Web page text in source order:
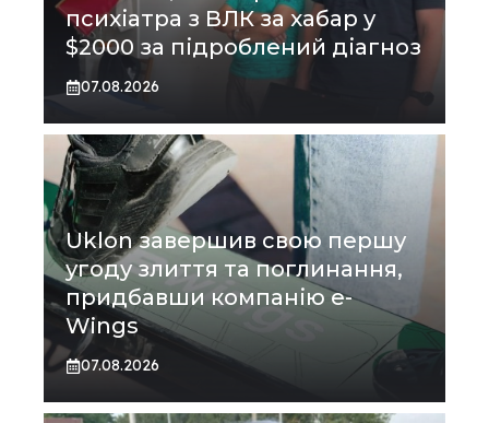
психіатра з ВЛК за хабар у
$2000 за підроблений діагноз
07.08.2026
Uklon завершив свою першу
угоду злиття та поглинання,
придбавши компанію e-
Wings
07.08.2026